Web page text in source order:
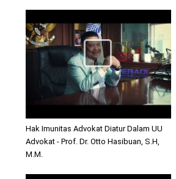
Hak Imunitas Advokat Diatur Dalam UU
Advokat - Prof. Dr. Otto Hasibuan, S.H,
M.M.